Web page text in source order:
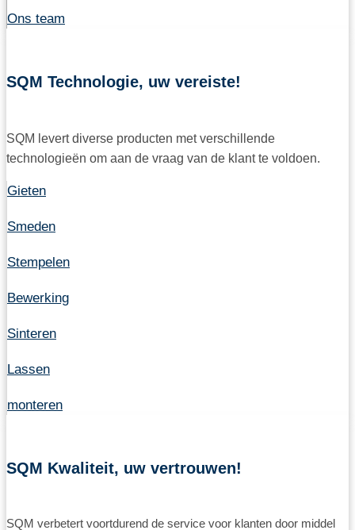
Ons team
SQM Technologie, uw vereiste!
SQM levert diverse producten met verschillende
technologieën om aan de vraag van de klant te voldoen.
Gieten
Smeden
Stempelen
Bewerking
Sinteren
Lassen
monteren
SQM Kwaliteit, uw vertrouwen!
SQM verbetert voortdurend de service voor klanten door middel